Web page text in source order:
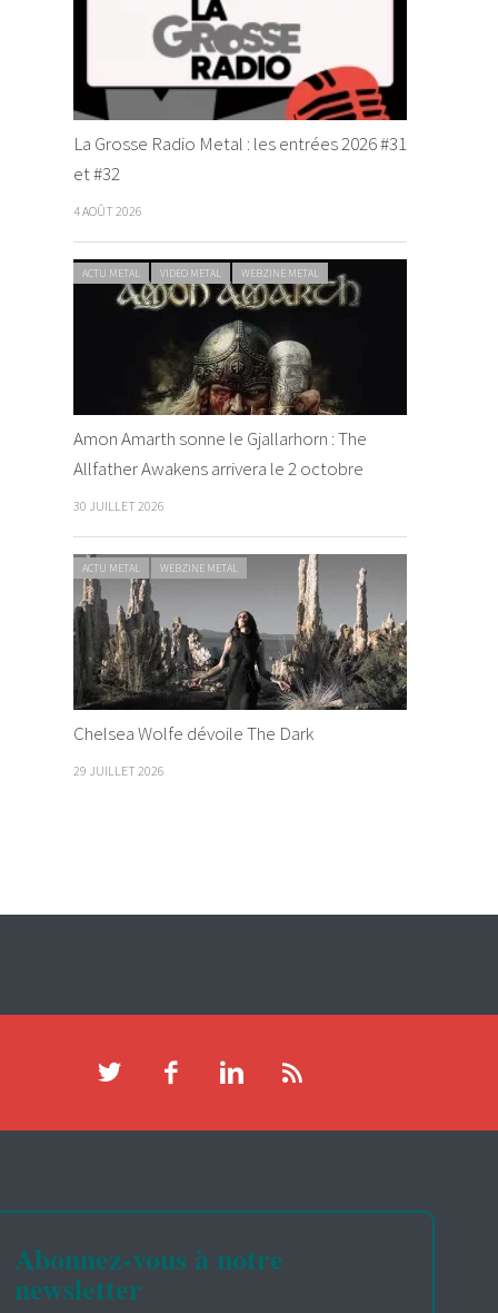
La Grosse Radio Metal : les entrées 2026 #31
et #32
4 AOÛT 2026
ACTU METAL VIDEO METAL WEBZINE METAL
Amon Amarth sonne le Gjallarhorn : The
Allfather Awakens arrivera le 2 octobre
30 JUILLET 2026
ACTU METAL WEBZINE METAL
Chelsea Wolfe dévoile The Dark
29 JUILLET 2026
Abonnez-vous à notre
newsletter